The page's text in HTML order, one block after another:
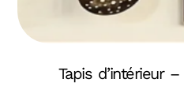
Tapis d’intérieur